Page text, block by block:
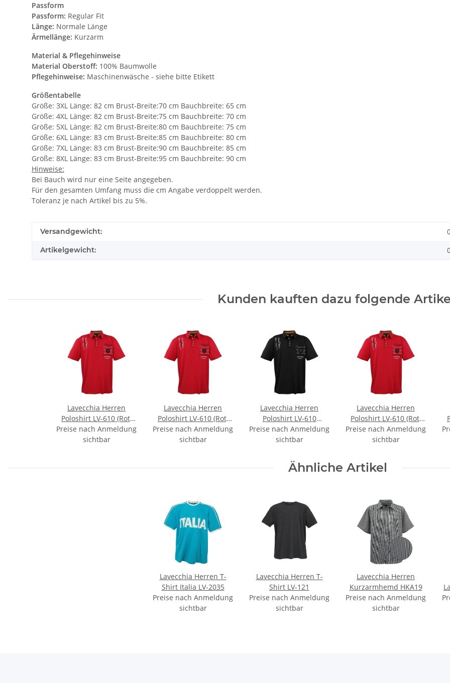
Passform
Passform: Regular Fit
Länge: Normale Länge
Ärmellänge: Kurzarm
Material & Pflegehinweise
Material Oberstoff: 100% Baumwolle
Pflegehinweise: Maschinenwäsche - siehe bitte Etikett
Größentabelle
Größe: 3XL Länge: 82 cm Brust-Breite:70 cm Bauchbreite: 65 cm
Größe: 4XL Länge: 82 cm Brust-Breite:75 cm Bauchbreite: 70 cm
Größe: 5XL Länge: 82 cm Brust-Breite:80 cm Bauchbreite: 75 cm
Größe: 6XL Länge: 83 cm Brust-Breite:85 cm Bauchbreite: 80 cm
Größe: 7XL Länge: 83 cm Brust-Breite:90 cm Bauchbreite: 85 cm
Größe: 8XL Länge: 83 cm Brust-Breite:95 cm Bauchbreite: 90 cm
Hinweise:
Bei Bauch wird nur eine Seite angegeben.
Für den gesamten Umfang muss die cm Angabe verdoppelt werden.
Toleranz je nach Artikel bis zu 5%.
Versandgewicht:
Artikelgewicht:
Kunden kauften dazu folgende
Lavecchia Herren
Poloshirt LV-610 (Rot,
6XL)
Preise nach Anmeldung
sichtbar
Lavecchia Herren
Poloshirt LV-610 (Rot,
4XL)
Preise nach Anmeldung
sichtbar
Lavecchia Herren
Poloshirt LV-610
(Schwarz, 5XL)
Preise nach Anmeldung
sichtbar
Lavecchia Herren
Poloshirt LV-610 (Rot,
7XL)
Preise nach Anmeldung
sichtbar
Ähnliche Artikel
Lavecchia Herren T-
Shirt Italia LV-2035
Preise nach Anmeldung
sichtbar
Lavecchia Herren T-
Shirt LV-121
Preise nach Anmeldung
sichtbar
Lavecchia Herren
Kurzarmhemd HKA19
Preise nach Anmeldung
sichtbar